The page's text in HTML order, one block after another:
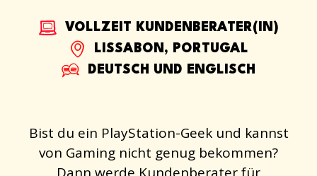
VOLLZEIT KUNDENBERATER(IN)
LISSABON, PORTUGAL
DEUTSCH UND ENGLISCH
Bist du ein PlayStation-Geek und kannst
von Gaming nicht genug bekommen?